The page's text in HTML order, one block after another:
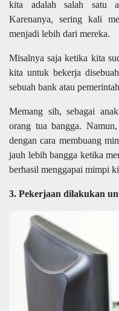
kita adalah salah satu
Karenanya, sering kali
menjadi lebih dari mereka.
Misalnya saja ketika kita
kita untuk bekerja
sebuah bank atau
Memang sih, sebagai
orang tua bangga.
dengan cara membuang
jauh lebih bangga ketika
berhasil menggapai mimpi
3. Pekerjaan dilakukan